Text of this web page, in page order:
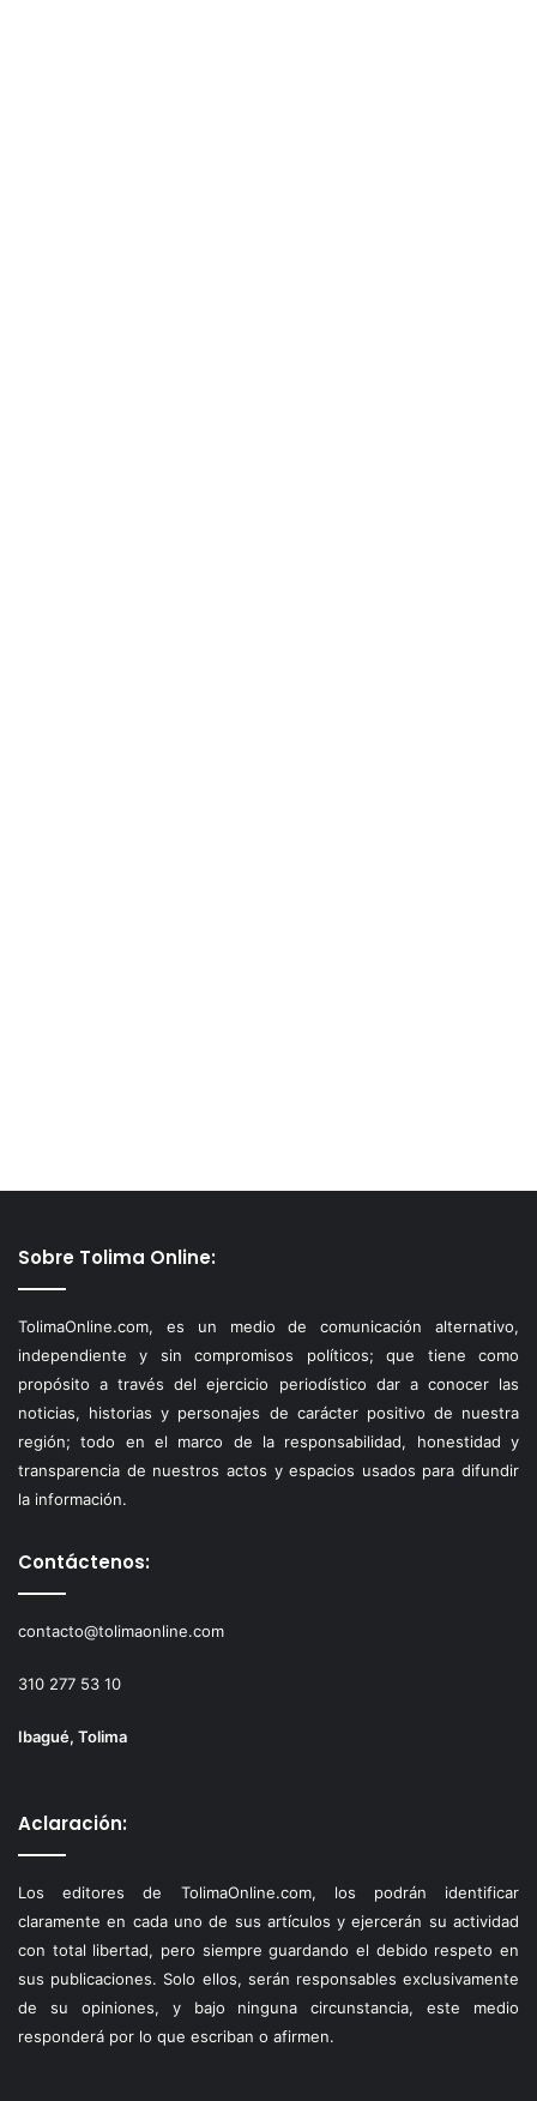
Sobre Tolima Online:
TolimaOnline.com, es un medio de comunicación alternativo,
independiente y sin compromisos políticos; que tiene como
propósito a través del ejercicio periodístico dar a conocer las
noticias, historias y personajes de carácter positivo de nuestra
región; todo en el marco de la responsabilidad, honestidad y
transparencia de nuestros actos y espacios usados para difundir
la información.
Contáctenos:
contacto@tolimaonline.com
310 277 53 10
Ibagué, Tolima
Aclaración:
Los editores de TolimaOnline.com, los podrán identificar
claramente en cada uno de sus artículos y ejercerán su actividad
con total libertad, pero siempre guardando el debido respeto en
sus publicaciones. Solo ellos, serán responsables exclusivamente
de su opiniones, y bajo ninguna circunstancia, este medio
responderá por lo que escriban o afirmen.